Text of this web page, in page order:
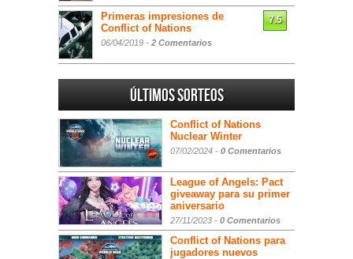
Primeras impresiones de
Conflict of Nations
06/04/2019 - 2 Comentarios
7.5
Últimos sorteos
Conflict of Nations
Nuclear Winter
07/02/2024 - 0 Comentarios
League of Angels: Pact
giveaway para su primer
aniversario
27/11/2023 - 0 Comentarios
Conflict of Nations para
jugadores nuevos